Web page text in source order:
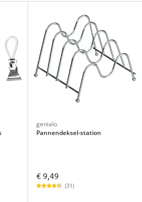
genialo
Pannendeksel-station
€ 9,49
(31)